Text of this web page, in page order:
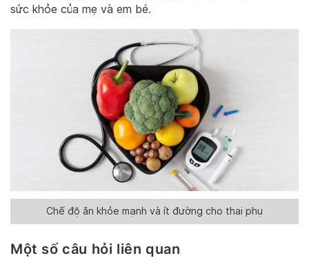
sức khỏe của mẹ và em bé.
Chế độ ăn khỏe mạnh và ít đường cho thai phụ
Một số câu hỏi liên quan